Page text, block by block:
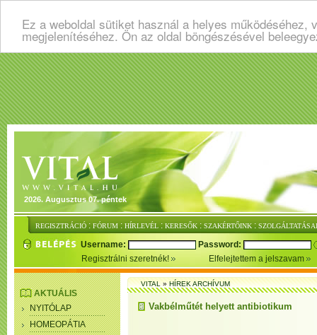
Ez a weboldal sütiket használ a helyes
megjelenítéséhez. Ön az oldal böngészésével
2026. Augusztus 07. péntek
REGISZTRÁCIÓ : FÓRUM : HÍRLEVÉL : KERESŐK : SZAKÉRTŐINK :
Username:
Password:
Regisztrálni szeretnék!
Elfelejtettem a jelszavam
AKTUÁLIS
NYITÓLAP
HOMEOPÁTIA
VITAL»HÍREK ARCHÍVUM
Vakbélműtét helyett antibiotikum